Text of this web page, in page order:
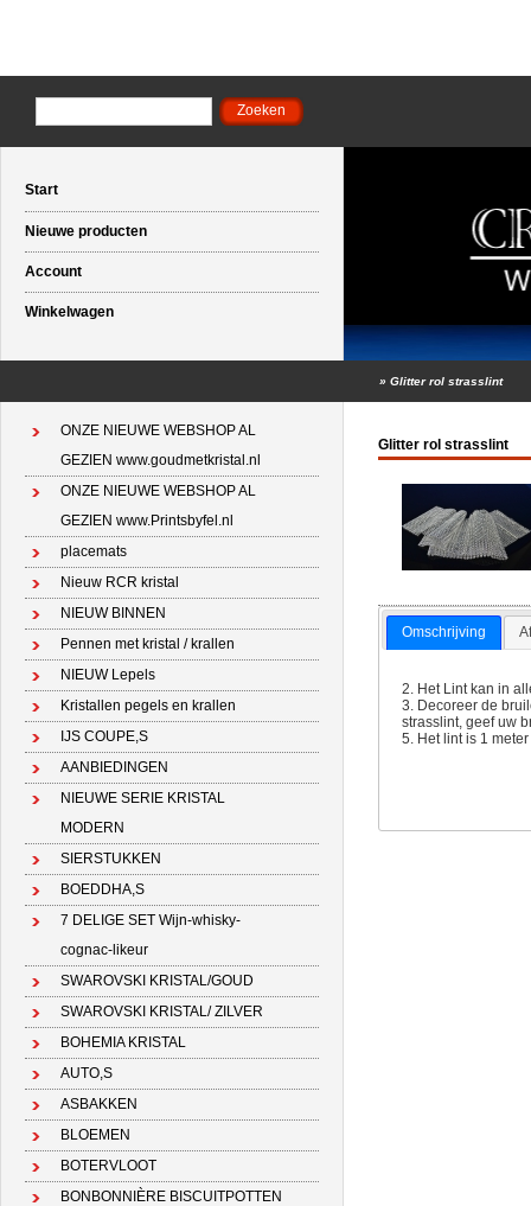
Start
Nieuwe producten
Account
Winkelwagen
» Glitter rol strasslint
ONZE NIEUWE WEBSHOP AL
GEZIEN www.goudmetkristal.nl
ONZE NIEUWE WEBSHOP AL
GEZIEN www.Printsbyfel.nl
placemats
Nieuw RCR kristal
NIEUW BINNEN
Pennen met kristal / krallen
NIEUW Lepels
Kristallen pegels en krallen
IJS COUPE,S
AANBIEDINGEN
NIEUWE SERIE KRISTAL
MODERN
SIERSTUKKEN
BOEDDHA,S
7 DELIGE SET Wijn-whisky-
cognac-likeur
SWAROVSKI KRISTAL/GOUD
SWAROVSKI KRISTAL/ ZILVER
BOHEMIA KRISTAL
AUTO,S
ASBAKKEN
BLOEMEN
BOTERVLOOT
BONBONNIÈRE BISCUITPOTTEN
Glitter rol strasslint
Omschrijving
2. Het Lint kan in
3. Decoreer de
strasslint, geef uw
5. Het lint is 1